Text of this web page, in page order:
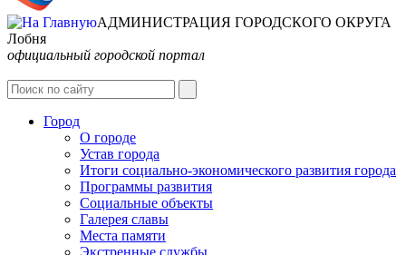
АДМИНИСТРАЦИЯ ГОРОДСКОГО ОКРУГА
Лобня
официальный городской портал
Город
О городе
Устав города
Итоги социально-экономического развития города
Программы развития
Социальные объекты
Галерея славы
Места памяти